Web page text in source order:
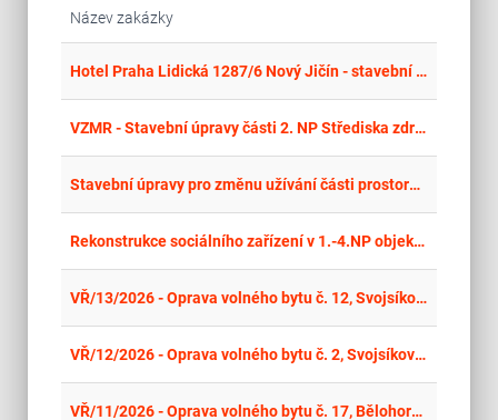
Název zakázky
Hotel Praha Lidická 1287/6 Nový Jičín - stavební úpravy sociálního zařízení
VZMR - Stavební úpravy části 2. NP Střediska zdraví č. p. 38
Stavební úpravy pro změnu užívání části prostoru v 1.NP objektu na lékařskou ordinaci
Rekonstrukce sociálního zařízení v 1.-4.NP objektu Jungmannova 1, Plzeň
VŘ/13/2026 - Oprava volného bytu č. 12, Svojsíkova 1439/3, Praha 6
VŘ/12/2026 - Oprava volného bytu č. 2, Svojsíkova 1436/9, Praha 6
VŘ/11/2026 - Oprava volného bytu č. 17, Bělohorská 1642/96, Praha 6